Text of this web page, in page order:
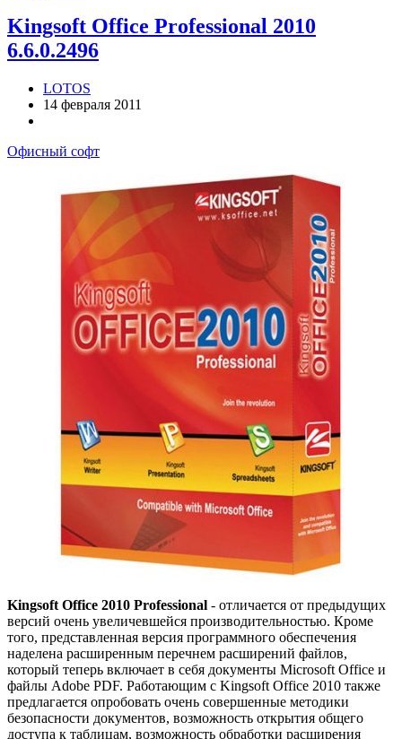
Kingsoft Office Professional 2010
6.6.0.2496
LOTOS
14 февраля 2011
Офисный софт
Kingsoft Office 2010 Professional - отличается от предыдущих
версий очень увеличевшейся производительностью. Кроме
того, представленная версия программного обеспечения
наделена расширенным перечнем расширений файлов,
который теперь включает в себя документы Microsoft Office и
файлы Adobe PDF. Работающим с Kingsoft Office 2010 также
предлагается опробовать очень совершенные методики
безопасности документов, возможность открытия общего
доступа к таблицам, возможность обработки расширения